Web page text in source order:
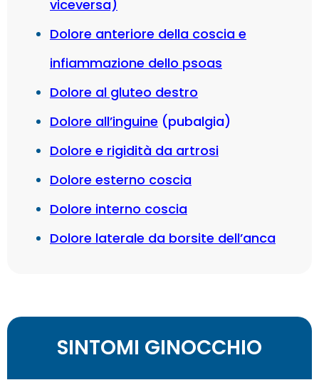
viceversa)
Dolore anteriore della coscia e
infiammazione dello psoas
Dolore al gluteo destro
Dolore all’inguine (pubalgia)
Dolore e rigidità da artrosi
Dolore esterno coscia
Dolore interno coscia
Dolore laterale da borsite dell’anca
SINTOMI GINOCCHIO